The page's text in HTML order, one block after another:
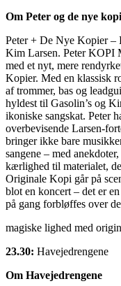
Om Peter og de nye
Peter + De Nye Kopier
Kim Larsen. Peter KOPI
med et nyt, mere
Kopier. Med en klassisk
af trommer, bas og
hyldest til Gasolin’s og
ikoniske sangskat. Peter
overbevisende Larsen-
bringer ikke bare
sangene – med
kærlighed til materialet,
Originale Kopi går på
blot en koncert – det er
på gang forbløffes over
magiske lighed med
23.30: Havejedrengene
Om Havejedrengene